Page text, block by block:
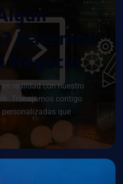
LGÚN
?H AC M
UN EGO CI
realidad con nuestro
Trabajamos contigo
que